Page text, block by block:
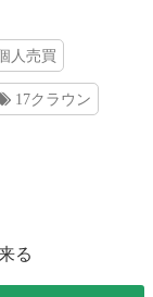
人売買
17クラウン
る